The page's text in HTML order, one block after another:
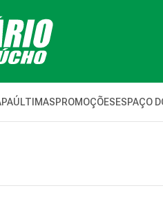
ÚLTIMASPROMOÇÕESESPAÇO